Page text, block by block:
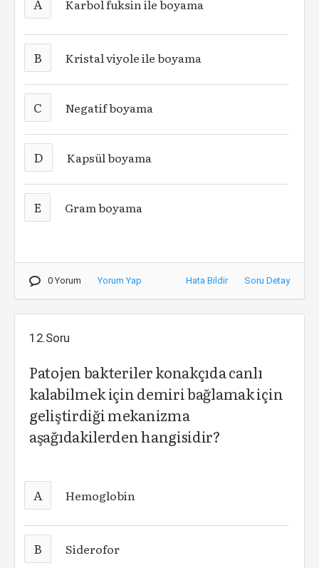
A Karbol fuksin ile boyama
B Kristal viyole ile boyama
C Negatif boyama
D Kapsül boyama
E Gram boyama
0 Yorum Yorum Yap Hata Bildir Soru Detay
12.Soru
Patojen bakteriler konakçıda canlı
kalabilmek için demiri bağlamak için
geliştirdiği mekanizma
aşağıdakilerden hangisidir?
A Hemoglobin
B Siderofor